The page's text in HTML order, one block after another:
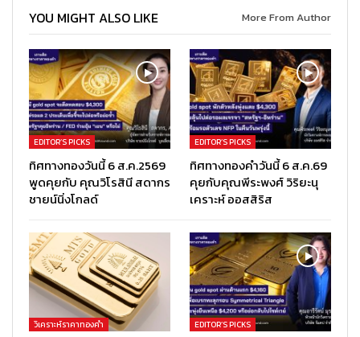
YOU MIGHT ALSO LIKE More From Author
EDITOR’S PICKS
ทิศทางทองวันนี้ 6 ส.ค.2569
พูดคุยกับ คุณวิโรสินี สดากร
ชายน์นิ่งโกลด์
EDITOR’S PICKS
ทิศทางทองคำวันนี้ 6 ส.ค.69
คุยกับคุณพีระพงศ์ วิริยะนุ
เคราะห์ ออสสิริส
วิเคราะห์ราคาทองคำ EDITOR’S PICKS